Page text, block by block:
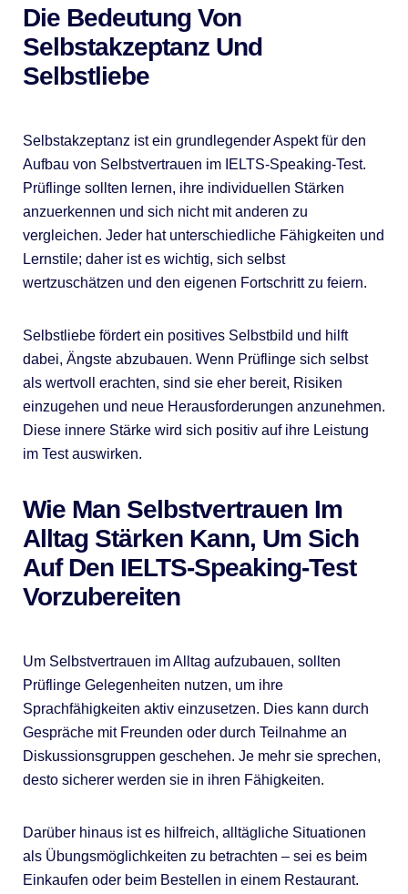
Die Bedeutung Von
Selbstakzeptanz Und
Selbstliebe
Selbstakzeptanz ist ein grundlegender Aspekt für den
Aufbau von Selbstvertrauen im IELTS-Speaking-Test.
Prüflinge sollten lernen, ihre individuellen Stärken
anzuerkennen und sich nicht mit anderen zu
vergleichen. Jeder hat unterschiedliche Fähigkeiten und
Lernstile; daher ist es wichtig, sich selbst
wertzuschätzen und den eigenen Fortschritt zu feiern.
Selbstliebe fördert ein positives Selbstbild und hilft
dabei, Ängste abzubauen. Wenn Prüflinge sich selbst
als wertvoll erachten, sind sie eher bereit, Risiken
einzugehen und neue Herausforderungen anzunehmen.
Diese innere Stärke wird sich positiv auf ihre Leistung
im Test auswirken.
Wie Man Selbstvertrauen Im
Alltag Stärken Kann, Um Sich
Auf Den IELTS-Speaking-Test
Vorzubereiten
Um Selbstvertrauen im Alltag aufzubauen, sollten
Prüflinge Gelegenheiten nutzen, um ihre
Sprachfähigkeiten aktiv einzusetzen. Dies kann durch
Gespräche mit Freunden oder durch Teilnahme an
Diskussionsgruppen geschehen. Je mehr sie sprechen,
desto sicherer werden sie in ihren Fähigkeiten.
Darüber hinaus ist es hilfreich, alltägliche Situationen
als Übungsmöglichkeiten zu betrachten – sei es beim
Einkaufen oder beim Bestellen in einem Restaurant.